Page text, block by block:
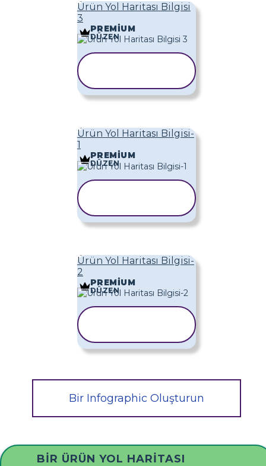
Ürün Yol Haritası Bilgisi
3
PREMIUM
DÜZEN
Ürün Yol Haritası Bilgisi-
1
PREMIUM
DÜZEN
Ürün Yol Haritası Bilgisi-
2
PREMIUM
DÜZEN
Bir Infographic Oluşturun
BIR ÜRÜN YOL HARITASI